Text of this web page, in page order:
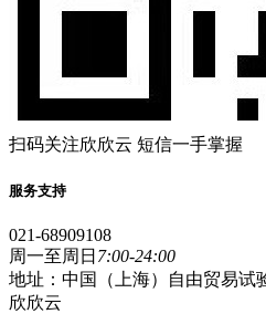
扫码关注欣欣云 短信一手掌握
服务支持
021-68909108
周一至周日 7:00-24:00
地址：中国（上海）自由贸易试
欣欣云